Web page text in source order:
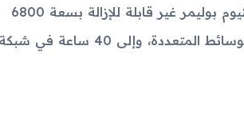
تم تزويد جهاز Samsung Galaxy Tab 3 10.1 P5220 ببطارية ليثيوم بوليمر غير قابلة للإزالة بسعة 6800
مللي أمبير. توفر وقت تحدث يصل إلى 9 ساعات عند استخدام الوسائط المتعددة، وإلى 40 ساعة في شبكة